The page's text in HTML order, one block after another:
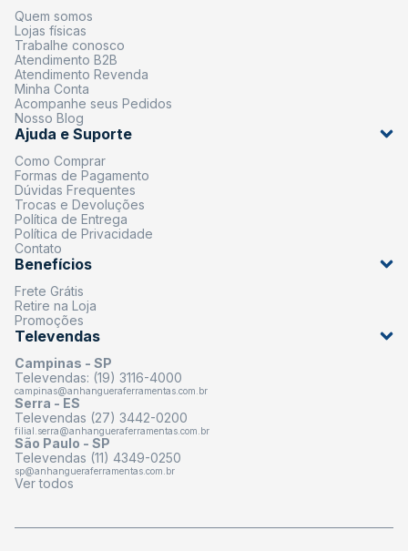
Quem somos
Lojas físicas
Trabalhe conosco
Atendimento B2B
Atendimento Revenda
Minha Conta
Acompanhe seus Pedidos
Nosso Blog
Ajuda e Suporte
Como Comprar
Formas de Pagamento
Dúvidas Frequentes
Trocas e Devoluções
Política de Entrega
Política de Privacidade
Contato
Benefícios
Frete Grátis
Retire na Loja
Promoções
Televendas
Campinas - SP
Televendas: (19) 3116-4000
campinas@anhangueraferramentas.com.br
Serra - ES
Televendas (27) 3442-0200
filial.serra@anhangueraferramentas.com.br
São Paulo - SP
Televendas (11) 4349-0250
sp@anhangueraferramentas.com.br
Ver todos